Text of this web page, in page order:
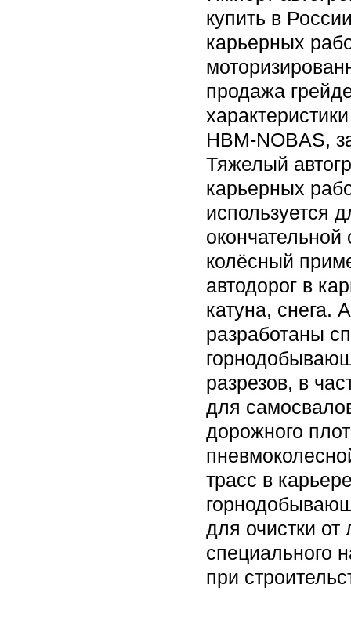
купить в
карьерных
продажа
HBM-NOBAS,
Тяжелый
карьерных
используется
окончательной
колёсный
автодорог в
катуна, снега.
разработаны
разрезов, в
для
дорожного
трасс в
для очистки
специального
при